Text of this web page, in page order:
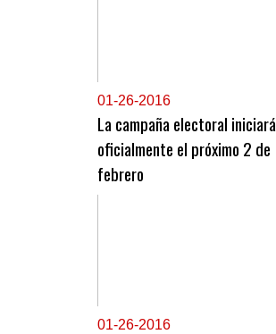
01-26-2016
La campaña electoral iniciará
oficialmente el próximo 2 de
febrero
01-26-2016